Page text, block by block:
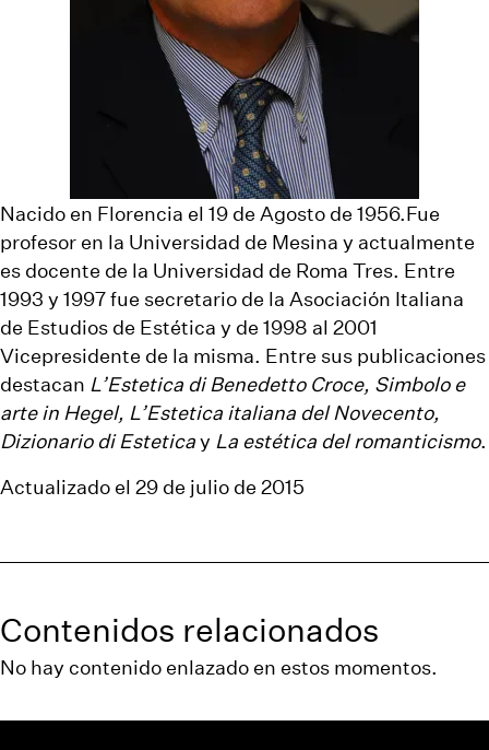
Nacido en Florencia el 19 de Agosto de 1956.Fue
profesor en la Universidad de Mesina y actualmente
es docente de la Universidad de Roma Tres. Entre
1993 y 1997 fue secretario de la Asociación Italiana
de Estudios de Estética y de 1998 al 2001
Vicepresidente de la misma. Entre sus publicaciones
destacan L’Estetica di Benedetto Croce, Simbolo e
arte in Hegel, L’Estetica italiana del Novecento,
Dizionario di Esteticay La estética del romanticismo.
Actualizado el 29 de julio de 2015
Contenidos relacionados
No hay contenido enlazado en estos momentos.